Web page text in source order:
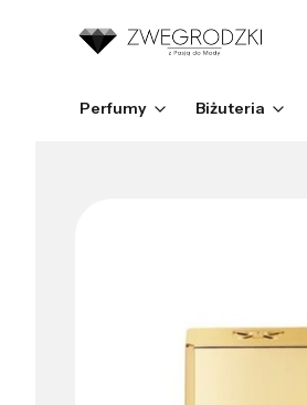
Perfumy Biżuteria